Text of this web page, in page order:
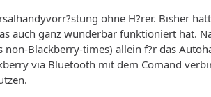
ohne H?rer. Bisher
auch ganz wunderbar funktioniert hat.
non-Blackberry-times) allein f?r das
via Bluetooth mit dem Comand